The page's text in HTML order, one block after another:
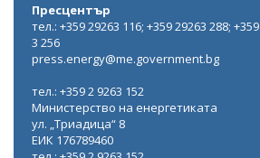
Пресцентър
тел.: +359 29263 116; +359 29263 288;
3 256
press.energy@me.government.bg
тел.: +359 2 9263 152
Министерство на енергетиката
ул. „Триадица“ 8
ЕИК 176789460